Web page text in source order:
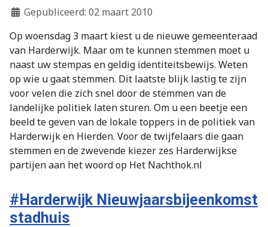
Gepubliceerd: 02 maart 2010
Op woensdag 3 maart kiest u de nieuwe gemeenteraad
van Harderwijk. Maar om te kunnen stemmen moet u
naast uw stempas en geldig identiteitsbewijs. Weten
op wie u gaat stemmen. Dit laatste blijk lastig te zijn
voor velen die zich snel door de stemmen van de
landelijke politiek laten sturen. Om u een beetje een
beeld te geven van de lokale toppers in de politiek van
Harderwijk en Hierden. Voor de twijfelaars die gaan
stemmen en de zwevende kiezer zes Harderwijkse
partijen aan het woord op Het Nachthok.nl
#Harderwijk Nieuwjaarsbijeenkomst
stadhuis